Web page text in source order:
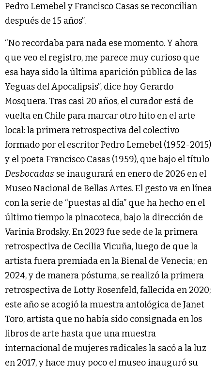
Pedro Lemebel y Francisco Casas se reconcilian
después de 15 años”.
“No recordaba para nada ese momento. Y ahora
que veo el registro, me parece muy curioso que
esa haya sido la última aparición pública de las
Yeguas del Apocalipsis”, dice hoy Gerardo
Mosquera. Tras casi 20 años, el curador está de
vuelta en Chile para marcar otro hito en el arte
local: la primera retrospectiva del colectivo
formado por el escritor Pedro Lemebel (1952-2015)
y el poeta Francisco Casas (1959), que bajo el título
Desbocadas se inaugurará en enero de 2026 en el
Museo Nacional de Bellas Artes. El gesto va en línea
con la serie de “puestas al día” que ha hecho en el
último tiempo la pinacoteca, bajo la dirección de
Varinia Brodsky. En 2023 fue sede de la primera
retrospectiva de Cecilia Vicuña, luego de que la
artista fuera premiada en la Bienal de Venecia; en
2024, y de manera póstuma, se realizó la primera
retrospectiva de Lotty Rosenfeld, fallecida en 2020;
este año se acogió la muestra antológica de Janet
Toro, artista que no había sido consignada en los
libros de arte hasta que una muestra
internacional de mujeres radicales la sacó a la luz
en 2017, y hace muy poco el museo inauguró su